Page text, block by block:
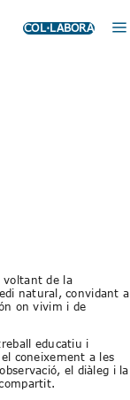
COL·LABORA
AL
LA
de la Fundació
Barcelona, on
voltant de la
natural, convidant a
on vivim i de
educatiu i
coneixement a les
el diàleg i la